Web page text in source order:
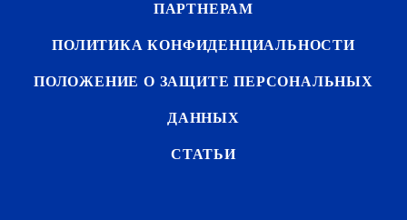
ПАРТНЕРАМ
ПОЛИТИКА КОНФИДЕНЦИАЛЬНОСТИ
ПОЛОЖЕНИЕ О ЗАЩИТЕ ПЕРСОНАЛЬНЫХ
ДАННЫХ
СТАТЬИ